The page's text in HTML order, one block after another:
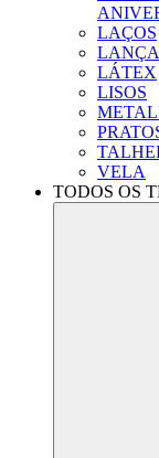
LAÇOS
LANÇA
LÁTEX
LISOS
VELA
TODOS OS